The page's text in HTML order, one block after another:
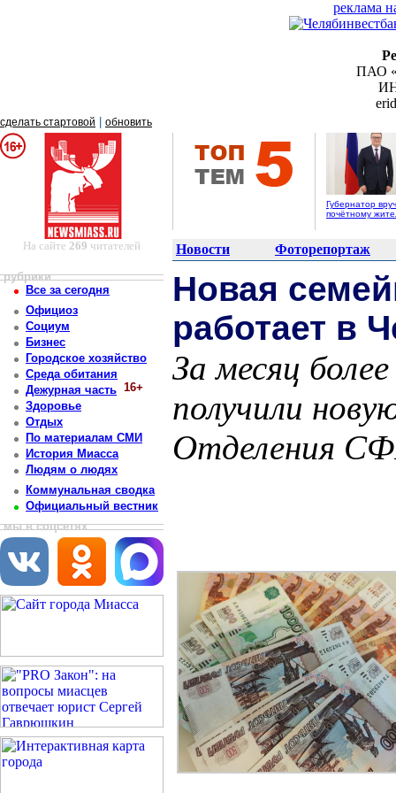
реклама
ПАО
сделать стартовой обновить
Губернатор
почётному
На сайте 269 читателей Новости Фоторепортаж
рубрики
Все за сегодня
Официоз
Социум
Бизнес
Городское хозяйство
Среда обитания
Дежурная часть 16+
Здоровье
Отдых
По материалам СМИ
История Миасса
Людям о людях
Коммунальная сводка
Официальный вестник
мы в соцсетях
Новая
работает в
За месяц
получили
Отделения